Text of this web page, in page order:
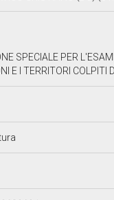
SPECIALE PER
E I TERRITORI